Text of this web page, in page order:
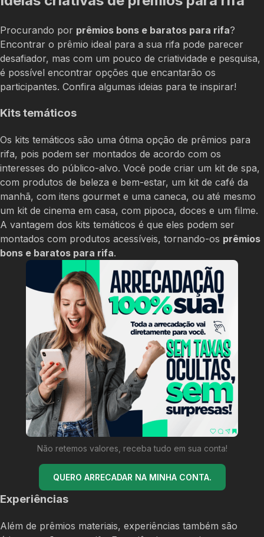
Procurando por prêmios bons e baratos para rifa?
Encontrar o prêmio ideal para a sua rifa pode parecer
desafiador, mas com um pouco de criatividade e pesquisa,
é possível encontrar opções que encantarão os
participantes. Confira algumas ideias para te inspirar!
Kits temáticos
Os kits temáticos são uma ótima opção de prêmios para
rifa, pois podem ser montados de acordo com os
interesses do público-alvo. Você pode criar um kit de spa,
com produtos de beleza e bem-estar, um kit de café da
manhã, com itens gourmet e uma caneca, ou até mesmo
um kit de cinema em casa, com pipoca, doces e um filme.
A vantagem dos kits temáticos é que eles podem ser
montados com produtos acessíveis, tornando-os prêmios
bons e baratos para rifa.
Não retemos valores, receba tudo em sua conta!
QUERO ARRECADAR NA MINHA CONTA.
Experiências
Além de prêmios materiais, experiências também são